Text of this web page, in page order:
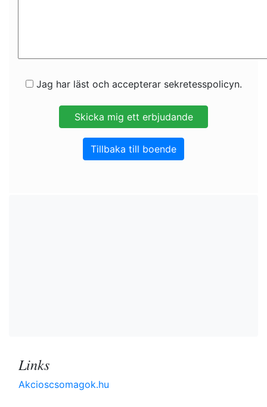
Jag har läst och accepterar sekretesspolicyn.
Tillbaka till boende
Links
Akcioscsomagok.hu